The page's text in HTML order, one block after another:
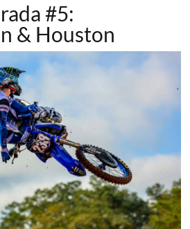
#5:
& Houston